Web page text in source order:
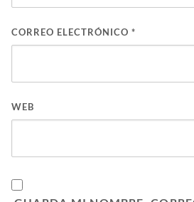
CORREO ELECTRÓNICO *
WEB